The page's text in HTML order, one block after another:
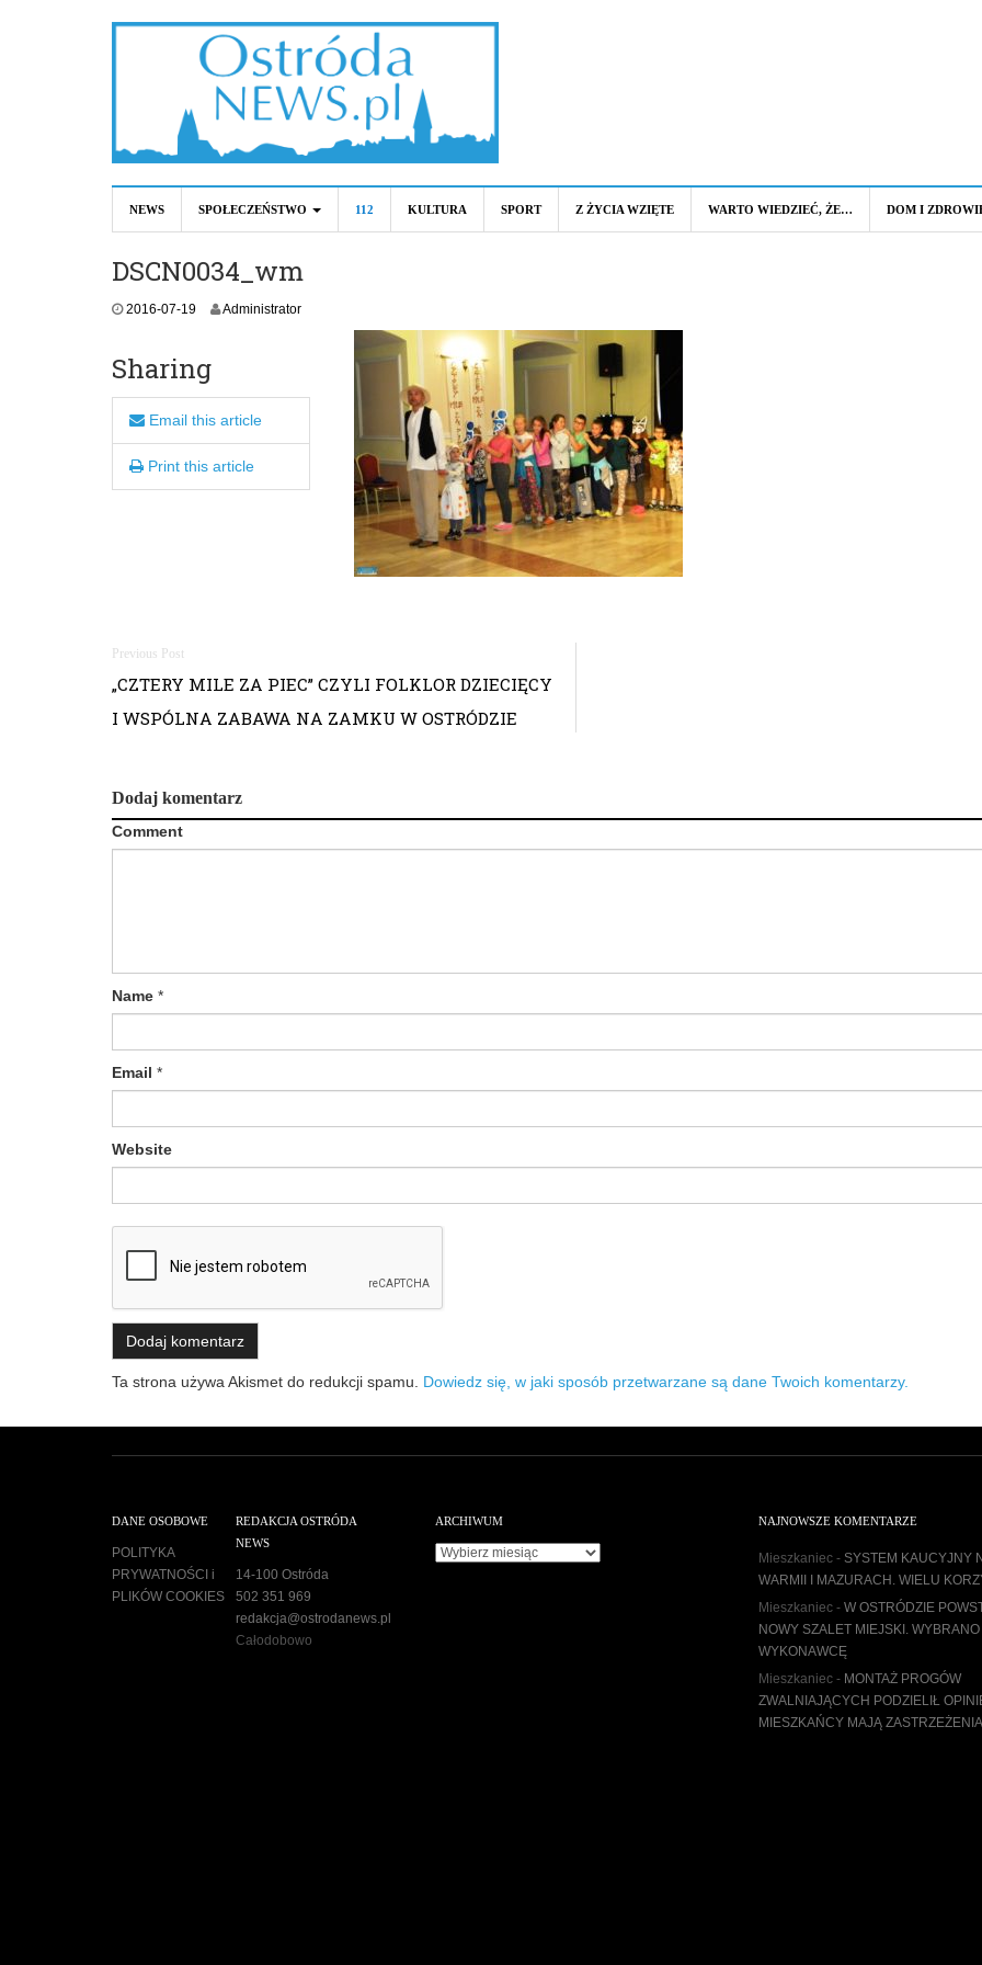
NEWS SPOŁECZEŃSTWO 112 KULTURA SPORT Z ŻYCIA WZIĘTE WARTO WIEDZIEĆ, ŻE… DOM I
DSCN0034_wm
2016-07-19 Administrator
Sharing
Email this article
Print this article
Nawigacja
wpisu
„CZTERY MILE ZA PIEC” CZYLI FOLKLOR DZIECIĘCY
I WSPÓLNA ZABAWA NA ZAMKU W OSTRÓDZIE
Dodaj komentarz
Comment
Name *
Email *
Website
Ta strona używa Akismet do redukcji spamu. Dowiedz się, w jaki sposób przetwarzane są dane Twoich komentarzy.
DANE OSOBOWE
POLITYKA
PRYWATNOŚCI i
PLIKÓW COOKIES
REDAKCJA OSTRÓDA
NEWS
14-100 Ostróda
502 351 969
redakcja@ostrodanews.pl
Całodobowo
ARCHIWUM
Archiwum
NAJNOWSZE KOMENTARZE
Mieszkaniec - SYSTEM KAUCYJNY
WARMII I MAZURACH. WIELU
Mieszkaniec - W OSTRÓDZIE
NOWY SZALET MIEJSKI. WYBRANO
WYKONAWCĘ
Mieszkaniec - MONTAŻ PROGÓW
ZWALNIAJĄCYCH PODZIELIŁ
MIESZKAŃCY MAJĄ ZASTRZEŻENIA